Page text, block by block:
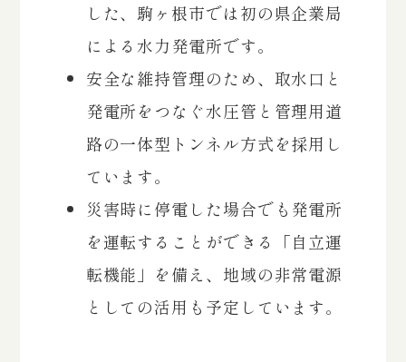
した、駒ヶ根市では初の県企業局
による水力発電所です。
安全な維持管理のため、取水口と
発電所をつなぐ水圧管と管理用道
路の一体型トンネル方式を採用し
ています。
災害時に停電した場合でも発電所
を運転することができる「自立運
転機能」を備え、地域の非常電源
としての活用も予定しています。